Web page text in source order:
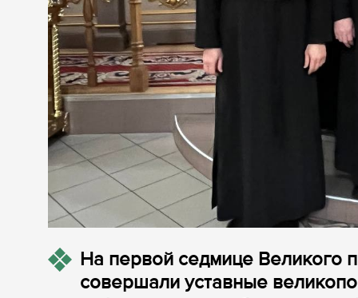
На первой седмице Великого
совершали уставные